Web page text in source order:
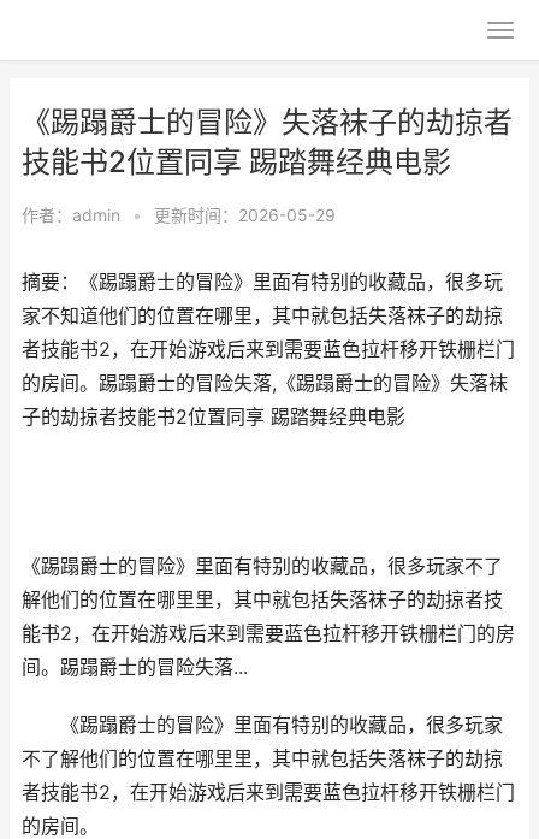
《踢蹋爵士的冒险》失落袜子的劫掠者
技能书2位置同享 踢踏舞经典电影
作者： admin • 更新时间：2026-05-29
摘要：《踢蹋爵士的冒险》里面有特别的收藏品，很多玩
家不知道他们的位置在哪里，其中就包括失落袜子的劫掠
者技能书2，在开始游戏后来到需要蓝色拉杆移开铁栅栏门
的房间。踢蹋爵士的冒险失落,《踢蹋爵士的冒险》失落袜
子的劫掠者技能书2位置同享 踢踏舞经典电影
《踢蹋爵士的冒险》里面有特别的收藏品，很多玩家不了
解他们的位置在哪里里，其中就包括失落袜子的劫掠者技
能书2，在开始游戏后来到需要蓝色拉杆移开铁栅栏门的房
间。踢蹋爵士的冒险失落...
《踢蹋爵士的冒险》里面有特别的收藏品，很多玩家
不了解他们的位置在哪里里，其中就包括失落袜子的劫掠
者技能书2，在开始游戏后来到需要蓝色拉杆移开铁栅栏门
的房间。